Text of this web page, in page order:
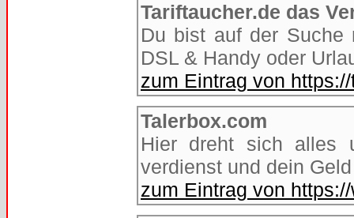
Tariftaucher.de das
Du bist auf der Suche
DSL & Handy oder
zum Eintrag von
Talerbox.com
Hier dreht sich alles
verdienst und dein
zum Eintrag von